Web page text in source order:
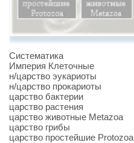
Систематика
Империя Клеточные
н/царство эукариоты
н/царство прокариоты
царство бактерии
царство растения
царство животные Metazoa
царство грибы
царство простейшие Protozoa